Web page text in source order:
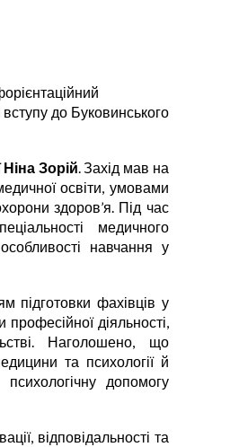
до Буковинського
Ніна Зорій. Захід мав на
освіти, умовами
здоров’я. Під час
медичного
навчання у
підготовки фахівців у
діяльності,
Наголошено, що
та психології й
допомогу
відповідальності та